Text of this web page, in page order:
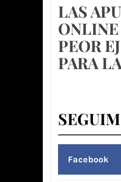
LAS
PEOR
PARA
Facebook